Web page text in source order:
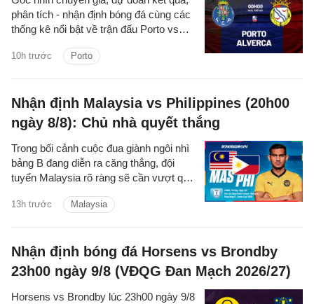
10h trước Porto
phân tích - nhận định bóng đá cùng các
thống kê nổi bật về trận đấu Porto vs
2026/27 đêm nay.
Nhận định Malaysia vs Philippines (20h00
ngày 8/8): Chủ nhà quyết thắng
13h trước Malaysia
Trong bối cảnh cuộc đua giành ngôi nhì
bảng B đang diễn ra căng thẳng, đội
tuyển Malaysia rõ ràng sẽ cần vượt qua
Nhận định bóng đá Horsens vs Brondby
23h00 ngày 9/8 (VĐQG Đan Mạch 2026/27)
Horsens vs Brondby lúc 23h00 ngày 9/8